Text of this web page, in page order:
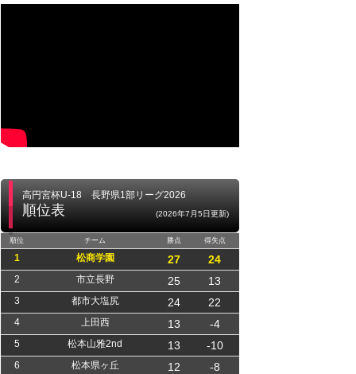
高円宮杯U-18 長野県1部リーグ2026
順位表 (2026年7月5日更新)
順位 チーム 勝点 得失点
1 松商学園 27 24
2 市立長野 25 13
3 都市大塩尻 24 22
4 上田西 13 -4
5 松本山雅2nd 13 -10
6 松本県ヶ丘 12 -8